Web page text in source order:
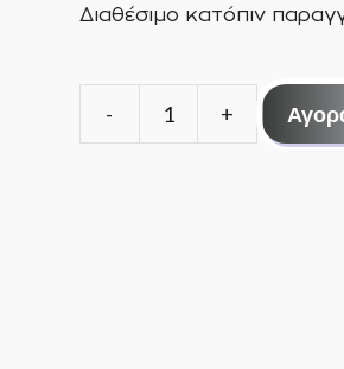
Διαθέσιμο κατόπιν
ΑΕΡΟΚΟΥΡΤΙΝΑ